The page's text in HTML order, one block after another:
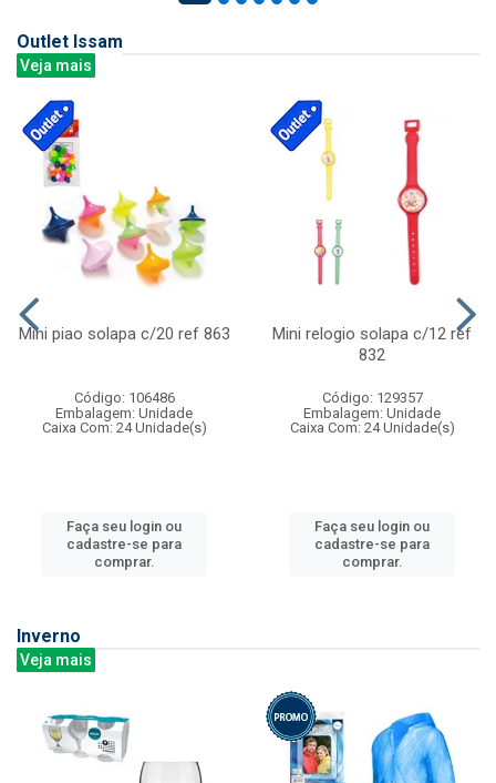
Outlet Issam
Veja mais
Mini piao solapa c/20 ref 863
Código: 106486
Embalagem: Unidade
Caixa Com: 24 Unidade(s)
Faça seu login ou
cadastre-se para
comprar.
Mini relogio solapa c/12 ref
832
Código: 129357
Embalagem: Unidade
Caixa Com: 24 Unidade(s)
Faça seu login ou
cadastre-se para
comprar.
Inverno
Veja mais